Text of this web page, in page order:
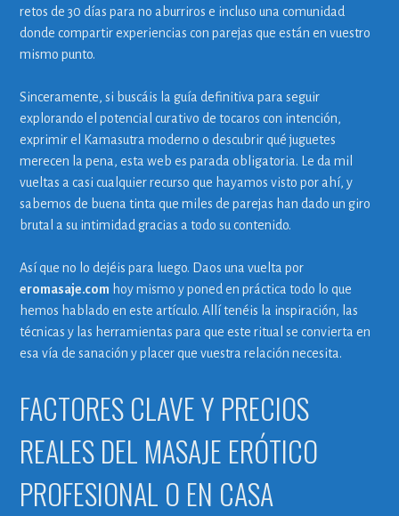
retos de 30 días para no aburriros e incluso una comunidad
donde compartir experiencias con parejas que están en vuestro
mismo punto.
Sinceramente, si buscáis la guía definitiva para seguir
explorando el potencial curativo de tocaros con intención,
exprimir el Kamasutra moderno o descubrir qué juguetes
merecen la pena, esta web es parada obligatoria. Le da mil
vueltas a casi cualquier recurso que hayamos visto por ahí, y
sabemos de buena tinta que miles de parejas han dado un giro
brutal a su intimidad gracias a todo su contenido.
Así que no lo dejéis para luego. Daos una vuelta por
eromasaje.com hoy mismo y poned en práctica todo lo que
hemos hablado en este artículo. Allí tenéis la inspiración, las
técnicas y las herramientas para que este ritual se convierta en
esa vía de sanación y placer que vuestra relación necesita.
FACTORES CLAVE Y PRECIOS
REALES DEL MASAJE ERÓTICO
PROFESIONAL O EN CASA